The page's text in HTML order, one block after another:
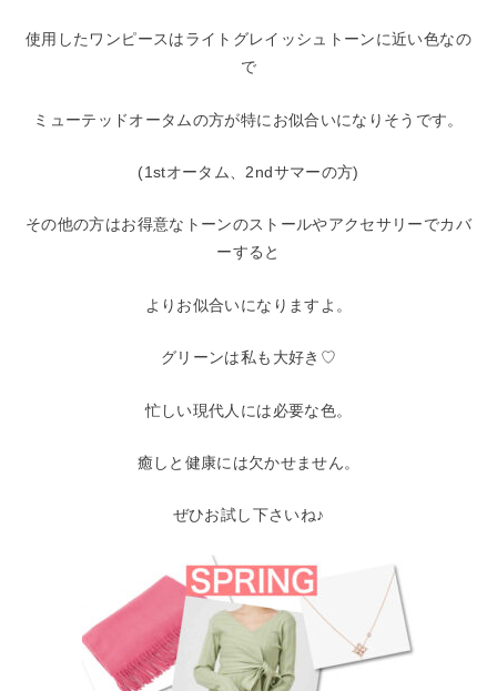
使用したワンピースはライトグレイッシュトーンに近い色なの
で
ミューテッドオータムの方が特にお似合いになりそうです。
(1stオータム、2ndサマーの方)
その他の方はお得意なトーンのストールやアクセサリーでカバ
ーすると
よりお似合いになりますよ。
グリーンは私も大好き♡
忙しい現代人には必要な色。
癒しと健康には欠かせません。
ぜひお試し下さいね♪